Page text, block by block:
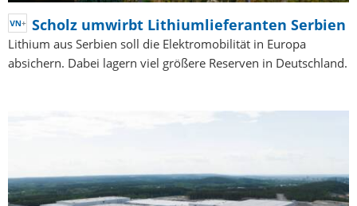
Scholz umwirbt Lithiumlieferanten Serbien
Lithium aus Serbien soll die Elektromobilität in Europa
absichern. Dabei lagern viel größere Reserven in Deutschland.